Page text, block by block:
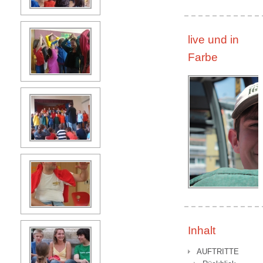
live und in
Farbe
Inhalt
AUFTRITTE